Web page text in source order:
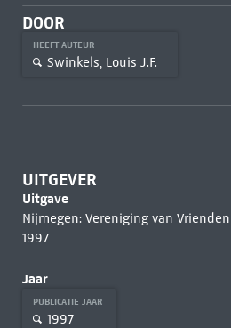
DOOR
HEEFT AUTEUR
Swinkels, Louis J.F.
UITGEVER
Uitgave
Nijmegen: Vereniging van
1997
Jaar
PUBLICATIE JAAR
1997